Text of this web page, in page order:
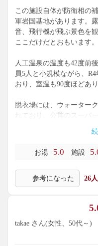
この施設自体が防衛相の
軍岩国基地があります。
音、飛行機が飛ぶ景色を
ここだけだとおもいます。
人工温泉の温度も42度前
員5人と小規模ながら、
おり、室温も90度ほどあ
脱衣場には、ウォーター
れており、公営のスーパ
入浴料は、大人500円で
で、一回あたり400円で
持ちの方は、割引料金で
最寄りの岩国駅から多少
るとおもいます。市営バ
また、ごみ処理場の予熱
が悪いときは、電話で確
お湯 5.0 施設
参考になった 26人
takae さん(女性、50代～)